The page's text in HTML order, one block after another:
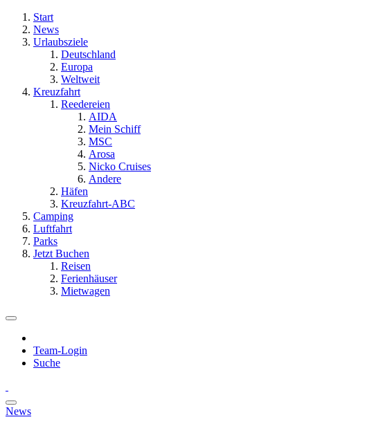
Start
News
Urlaubsziele
Deutschland
Europa
Weltweit
Kreuzfahrt
Reedereien
AIDA
Mein Schiff
MSC
Arosa
Nicko Cruises
Andere
Häfen
Kreuzfahrt-ABC
Camping
Luftfahrt
Parks
Jetzt Buchen
Reisen
Ferienhäuser
Mietwagen
Team-Login
Suche
News